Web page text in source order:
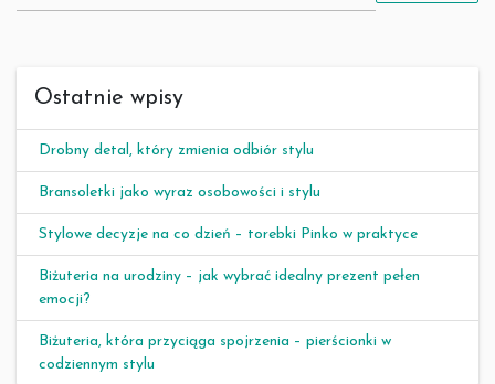
Ostatnie wpisy
Drobny detal, który zmienia odbiór stylu
Bransoletki jako wyraz osobowości i stylu
Stylowe decyzje na co dzień – torebki Pinko w praktyce
Biżuteria na urodziny – jak wybrać idealny prezent pełen
emocji?
Biżuteria, która przyciąga spojrzenia – pierścionki w
codziennym stylu